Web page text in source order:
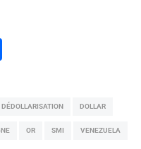
DÉDOLLARISATION DOLLAR
OR SMI VENEZUELA